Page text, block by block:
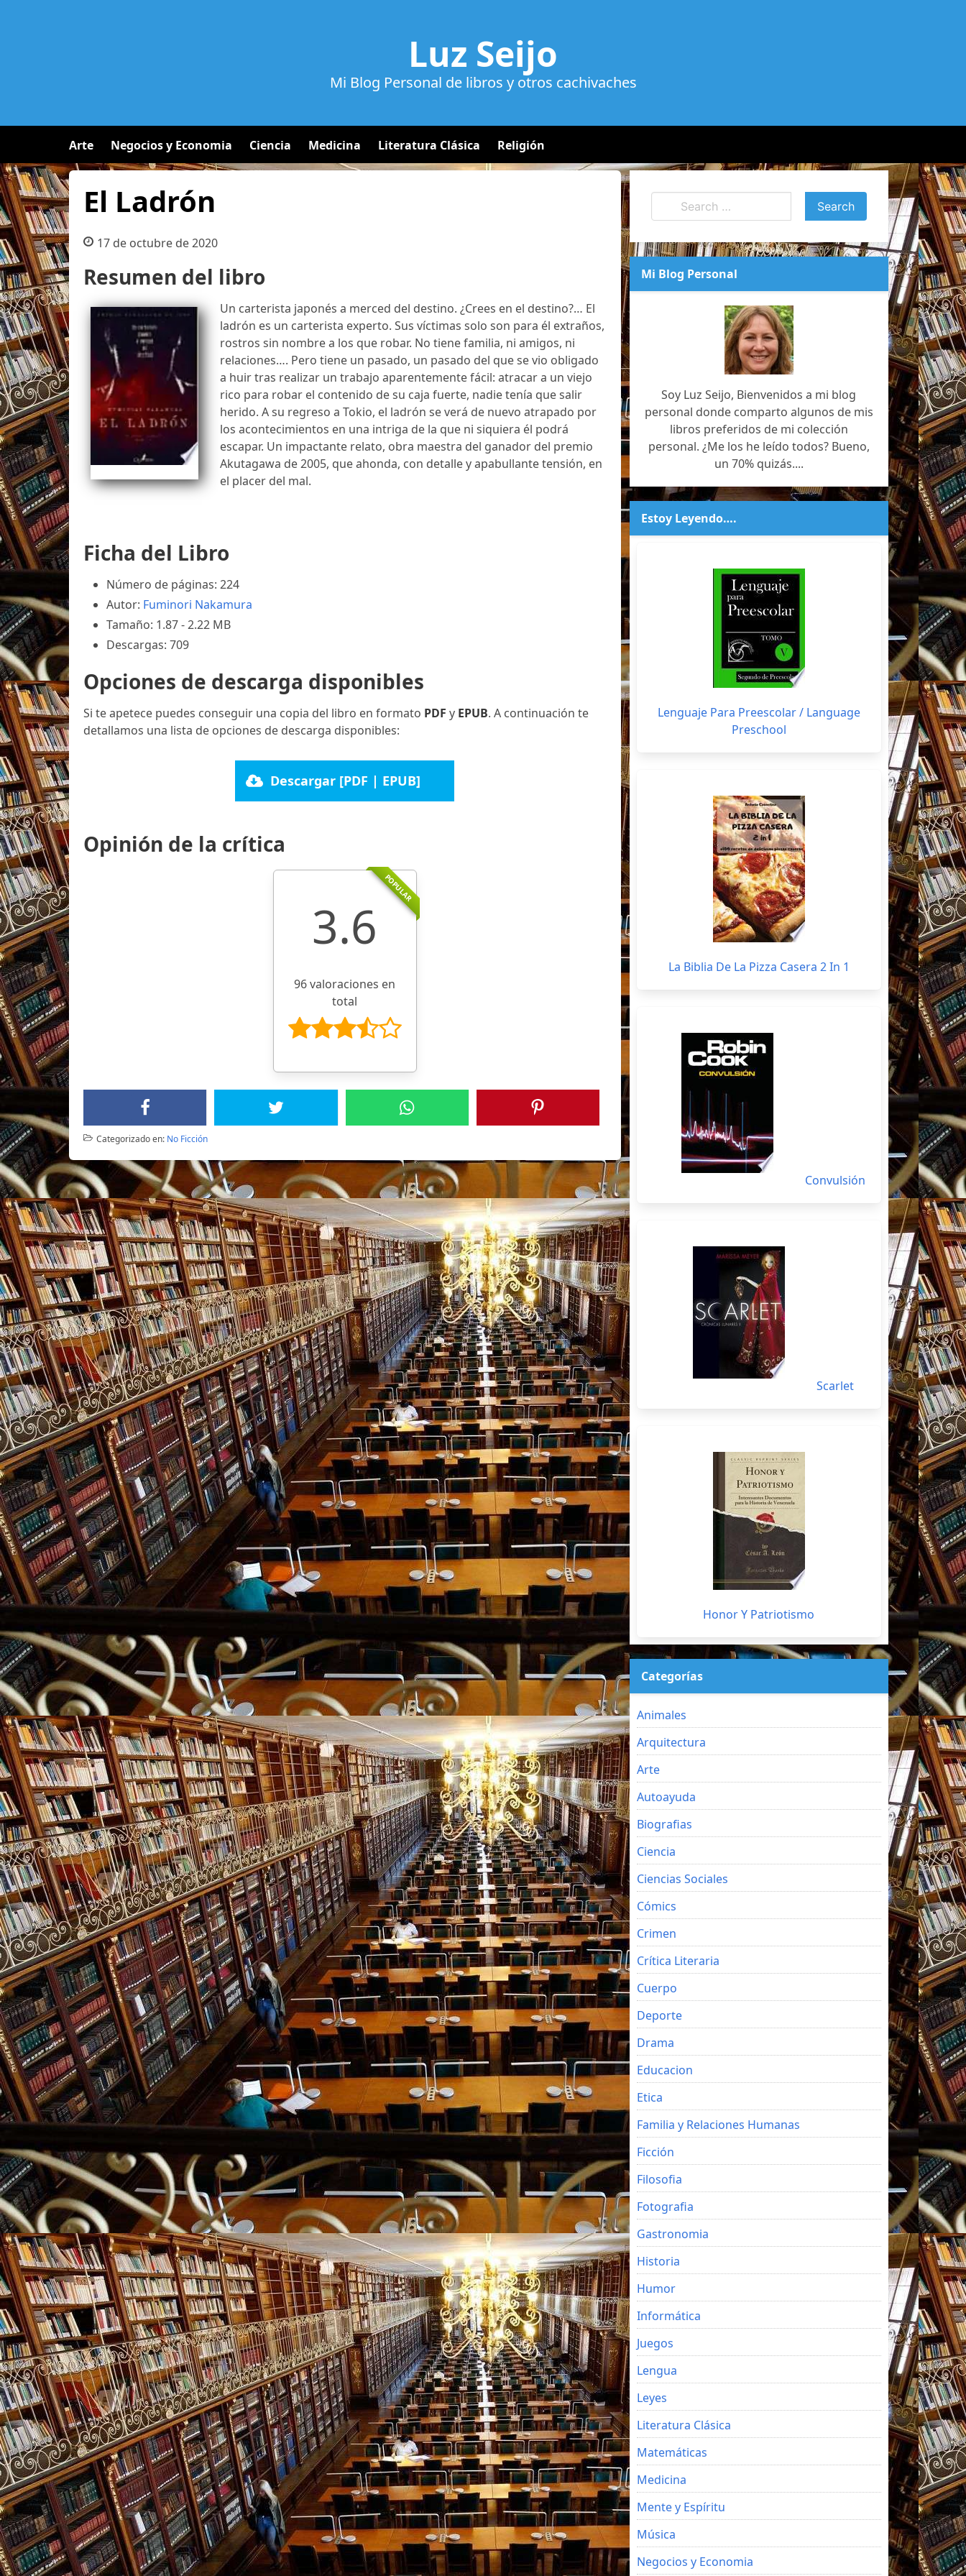
Luz Seijo
Mi Blog Personal de libros y otros cachivaches
Arte Negocios y Economia Ciencia Medicina Literatura Clásica Religión
El Ladrón
17 de octubre de 2020
Resumen del libro
Un carterista japonés a merced del destino. ¿Crees en el destino?… El
ladrón es un carterista experto. Sus víctimas solo son para él extraños,
rostros sin nombre a los que robar. No tiene familia, ni amigos, ni
relaciones…. Pero tiene un pasado, un pasado del que se vio obligado
a huir tras realizar un trabajo aparentemente fácil: atracar a un viejo
rico para robar el contenido de su caja fuerte, nadie tenía que salir
herido. A su regreso a Tokio, el ladrón se verá de nuevo atrapado por
los acontecimientos en una intriga de la que ni siquiera él podrá
escapar. Un impactante relato, obra maestra del ganador del premio
Akutagawa de 2005, que ahonda, con detalle y apabullante tensión, en
el placer del mal.
Ficha del Libro
Número de páginas: 224
Autor: Fuminori Nakamura
Tamaño: 1.87 - 2.22 MB
Descargas: 709
Opciones de descarga disponibles
Si te apetece puedes conseguir una copia del libro en formato PDF y EPUB. A continuación te
detallamos una lista de opciones de descarga disponibles:
Descargar [PDF | EPUB]
Opinión de la crítica
POPULAR
3.6
96 valoraciones en
total
Categorizado en: No Ficción
Mi Blog Personal
Soy Luz Seijo, Bienvenidos a mi blog
personal donde comparto algunos de mis
libros preferidos de mi colección
personal. ¿Me los he leído todos? Bueno,
un 70% quizás....
Estoy Leyendo….
Lenguaje Para Preescolar / Language
Preschool
La Biblia De La Pizza Casera 2 In 1
Convulsión
Scarlet
Honor Y Patriotismo
Categorías
Animales
Arquitectura
Arte
Autoayuda
Biografias
Ciencia
Ciencias Sociales
Cómics
Crimen
Crítica Literaria
Cuerpo
Deporte
Drama
Educacion
Etica
Familia y Relaciones Humanas
Ficción
Filosofia
Fotografia
Gastronomia
Historia
Humor
Informática
Juegos
Lengua
Leyes
Literatura Clásica
Matemáticas
Medicina
Mente y Espíritu
Música
Negocios y Economia